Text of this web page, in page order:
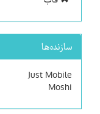
سازنده‌ها
Just Mobile
Moshi